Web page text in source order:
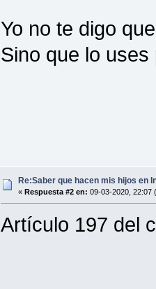
Yo no te digo
Sino que lo
Re:Saber que hacen mis hijos en
« Respuesta #2 en: 09-03-2020, 22:07
Artículo 197 del